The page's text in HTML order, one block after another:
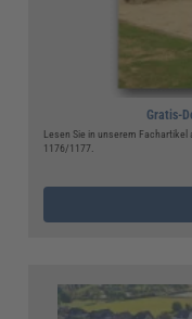
Gratis-
Lesen Sie in unserem Fachartikel
1176/1177.